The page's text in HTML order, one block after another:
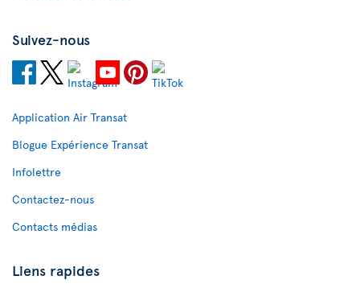
Suivez-nous
Application Air Transat
Blogue Expérience Transat
Infolettre
Contactez-nous
Contacts médias
Liens rapides